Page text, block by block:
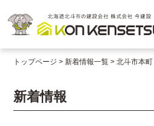
トップページ 新着情報一覧 北斗市本町
新着情報